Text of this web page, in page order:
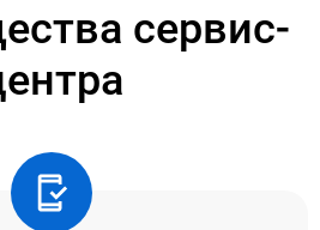
сервис-